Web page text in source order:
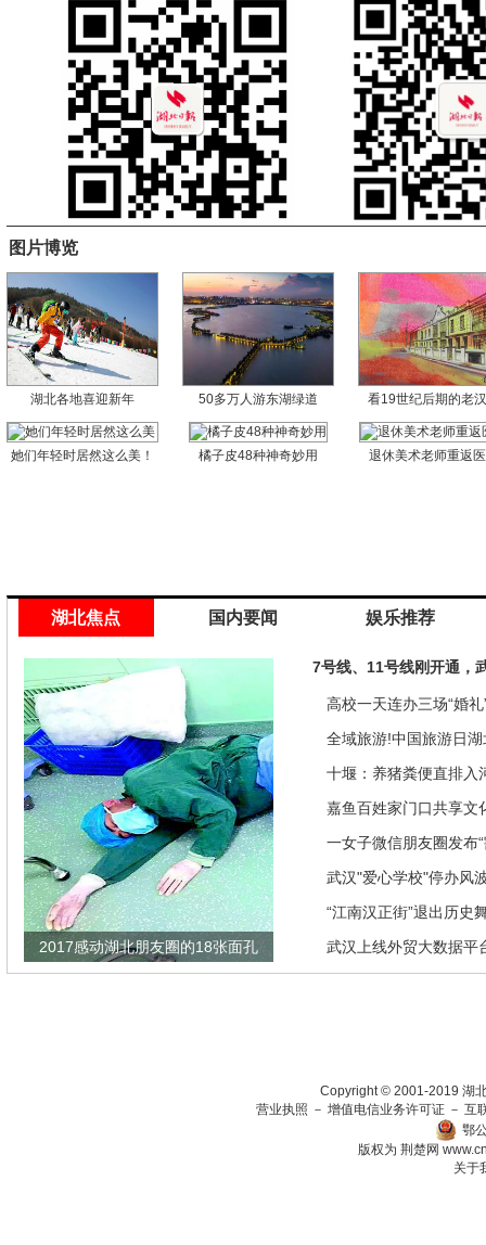
图片博览
湖北各地喜迎新年 50多万人游东湖绿道 看19世纪后期的老
她们年轻时居然这么美！ 橘子皮48种神奇妙用 退休美术老师重返
湖北焦点 国内要闻 娱乐推荐
2017感动湖北朋友圈的18张面孔
7号线、11号线刚开通，
高校一天连办三场“婚
来是因为…
全域旅游!中国旅游日
推优惠政策
十堰：养猪粪便直排入
偿40余万元
嘉鱼百姓家门口共享文
馆讲座家里看
一女子微信朋友圈发布
发现竟是闹剧
武汉"爱心学校"停办风
“江南汉正街”退出历史
武汉上线外贸大数据平
Copyright © 2001-2019 湖
营业执照 － 增值电信业务许可证 － 互
鄂
版权为 荆楚网
关于